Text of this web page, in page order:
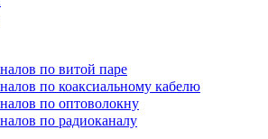
по витой паре
по коаксиальному кабелю
по оптоволокну
по радиоканалу